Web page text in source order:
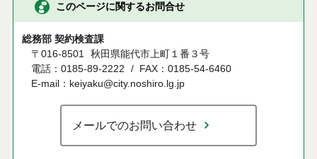
このページに関するお問合せ
総務部 契約検査課
〒016-8501 秋田県能代市上町１番３号
電話：0185-89-2222
FAX：0185-54-6460
E-mail：keiyaku@city.noshiro.lg.jp
メールでのお問い合わせ